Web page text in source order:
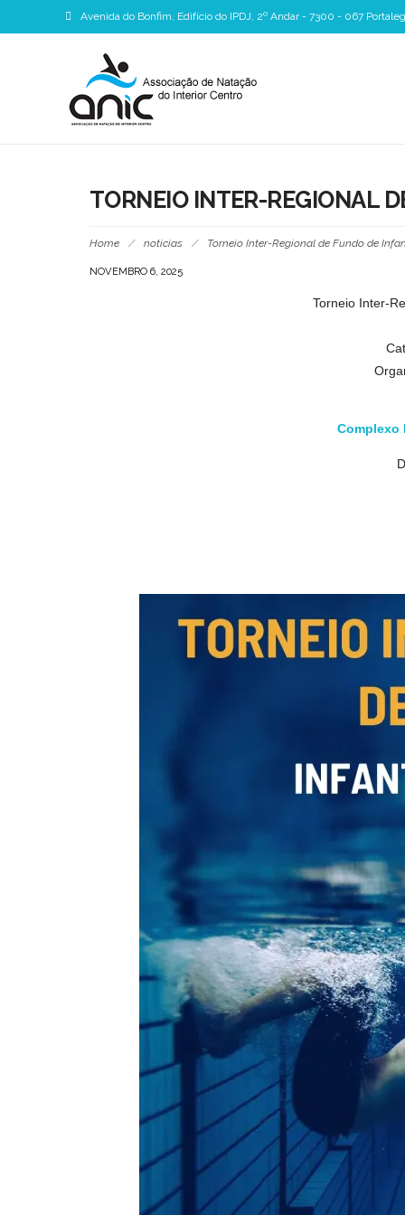
Avenida do Bonfim, Edifício do IPDJ, 2º Andar - 7300 - 067
TORNEIO INTER-REGIONAL
Home / noticias / Torneio Inter-Regional de Fundo de
NOVEMBRO 6, 2025
Torneio Inter-
Complexo